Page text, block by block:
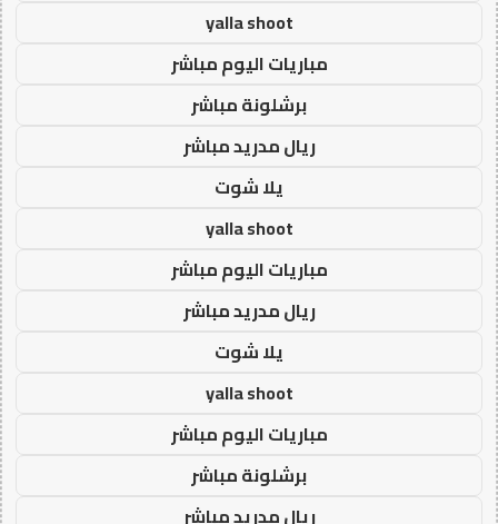
yalla shoot
مباريات اليوم مباشر
برشلونة مباشر
ريال مدريد مباشر
يلا شوت
yalla shoot
مباريات اليوم مباشر
ريال مدريد مباشر
يلا شوت
yalla shoot
مباريات اليوم مباشر
برشلونة مباشر
ريال مدريد مباشر